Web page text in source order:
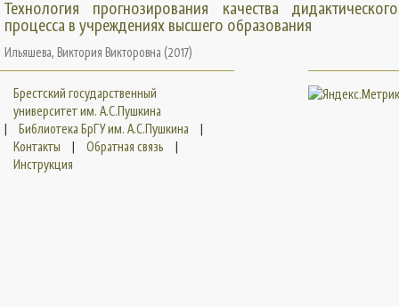
Технология прогнозирования качества дидактического
процесса в учреждениях высшего образования
Ильяшева, Виктория Викторовна (2017)
Брестский государственный
университет им. А.С.Пушкина
|
Библиотека БрГУ им. А.С.Пушкина
|
Контакты
| Обратная связь
|
Инструкция